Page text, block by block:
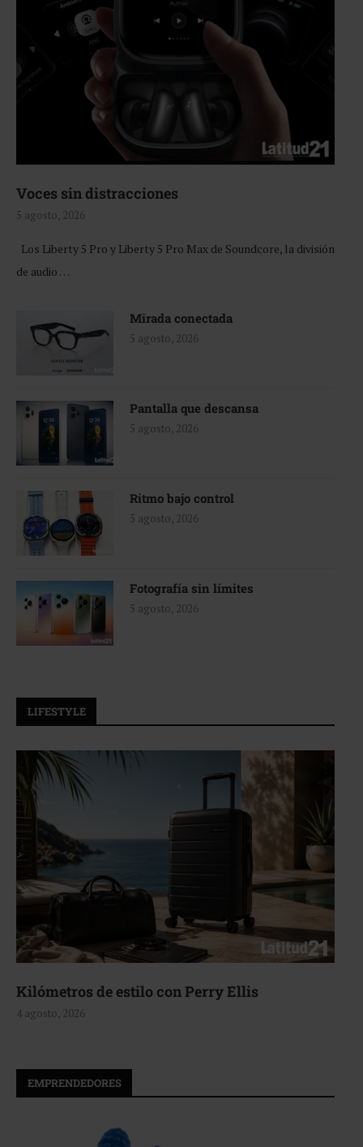
Voces sin distracciones
5 agosto, 2026
Los Liberty 5 Pro y Liberty 5 Pro Max de Soundcore, la división
de audio …
Mirada conectada
5 agosto, 2026
Pantalla que descansa
5 agosto, 2026
Ritmo bajo control
5 agosto, 2026
Fotografía sin límites
5 agosto, 2026
LIFESTYLE
Aerie, texturas que fluyen
4 agosto, 2026
EMPRENDEDORES